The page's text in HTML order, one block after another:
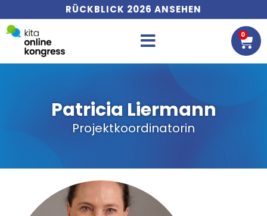
RÜCKBLICK 2026 ANSEHEN
0
Patricia Liermann
Projektkoordinatorin